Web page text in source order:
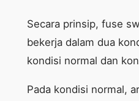
Secara prinsip, fuse
bekerja dalam dua
kondisi normal dan
Pada kondisi normal,